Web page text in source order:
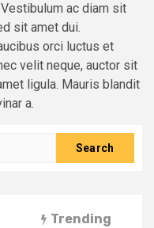
ac diam sit
sit amet dui.
orci luctus et
velit neque, auctor sit
ligula. Mauris blandit
a.
Trending